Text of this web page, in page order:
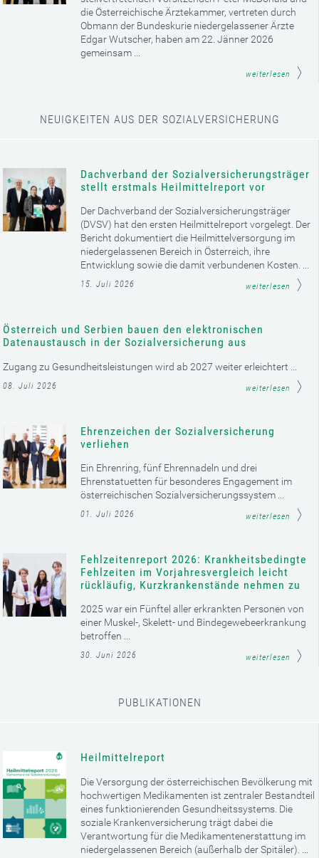
die Österreichische Ärztekammer, vertreten durch
Obmann der Bundeskurie niedergelassener Ärzte
Edgar Wutscher, haben am 22. Jänner 2026
gemeinsam ...
weiterlesen
NEUIGKEITEN AUS DER SOZIALVERSICHERUNG
Dachverband der Sozialversicherungsträger
stellt erstmals Heilmittelreport vor
Der Dachverband der Sozialversicherungsträger
(DVSV) hat den ersten Heilmittelreport vorgelegt. Der
Bericht dokumentiert die Heilmittelversorgung im
niedergelassenen Bereich in Österreich, ihre
Entwicklung sowie die damit verbundenen Kosten. ...
15. Juli 2026 weiterlesen
Österreich und Serbien bauen den elektronischen
Datenaustausch in der Sozialversicherung aus
Zugang zu Gesundheitsleistungen wird ab 2027 weiter erleichtert ...
08. Juli 2026 weiterlesen
Ehrenzeichen der Sozialversicherung
verliehen
Ein Ehrenring, fünf Ehrennadeln und drei
Ehrenstatuetten für besonderes Engagement im
österreichischen Sozialversicherungssystem ...
01. Juli 2026 weiterlesen
Fehlzeitenreport 2026: Krankheitsbedingte
Fehlzeiten im Vorjahresvergleich leicht
rückläufig, Kurzkrankenstände nehmen zu
2025 war ein Fünftel aller erkrankten Personen von
einer Muskel-, Skelett- und Bindegewebeerkrankung
betroffen ...
30. Juni 2026 weiterlesen
PUBLIKATIONEN
Heilmittelreport
Die Versorgung der österreichischen Bevölkerung mit
hochwertigen Medikamenten ist zentraler Bestandteil
eines funktionierenden Gesundheitssystems. Die
soziale Krankenversicherung trägt dabei die
Verantwortung für die Medikamentenerstattung im
niedergelassenen Bereich (außerhalb der Spitäler). ...